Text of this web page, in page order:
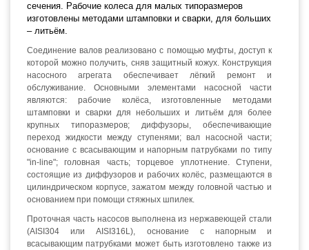
сечения. Рабочие колеса для малых типоразмеров
изготовлены методами штамповки и сварки, для больших
– литьём.
Соединение валов реализовано с помощью муфты, доступ к
которой можно получить, сняв защитный кожух. Конструкция
насосного агрегата обеспечивает лёгкий ремонт и
обслуживание. Основными элементами насосной части
являются: рабочие колёса, изготовленные методами
штамповки и сварки для небольших и литьём для более
крупных типоразмеров; диффузоры, обеспечивающие
переход жидкости между ступенями; вал насосной части;
основание с всасывающим и напорным патрубками по типу
"in-line"; головная часть; торцевое уплотнение. Ступени,
состоящие из диффузоров и рабочих колёс, размещаются в
цилиндрическом корпусе, зажатом между головной частью и
основанием при помощи стяжных шпилек.
Проточная часть насосов выполнена из нержавеющей стали
(AISI304 или AISI316L), основание с напорным и
всасывающим патрубками может быть изготовлено также из